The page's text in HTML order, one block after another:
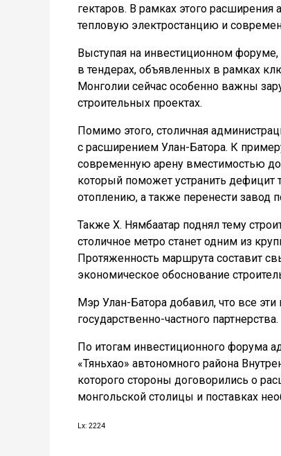
гектаров. В рамках этого
тепловую электростанцию и
Выступая на инвестиционном форуме,
в тендерах, объявленных в рамках
Монголии сейчас особенно важны
строительных проектах.
Помимо этого, столичная
с расширением Улан-Батора. К
современную арену вместимостью до
который поможет устранить
отоплению, а также перенести завод
Также Х. Нямбаатар поднял тему
столичное метро станет одним из
Протяженность маршрута составит
экономическое обоснование
Мэр Улан-Батора добавил, что все
государственно-частного партнерства.
По итогам инвестиционного форума
«Тяньхао» автономного района
которого стороны договорились о
монгольской столицы и поставках
Lx: 2224